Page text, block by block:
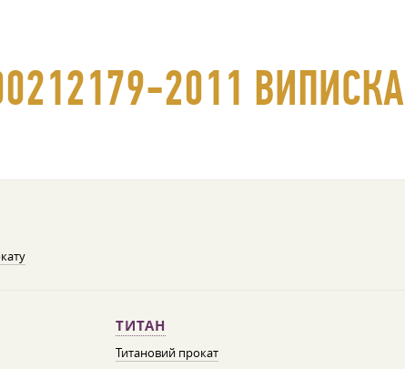
2011 ВИПИСКА
ТИТАН
Титановий прокат